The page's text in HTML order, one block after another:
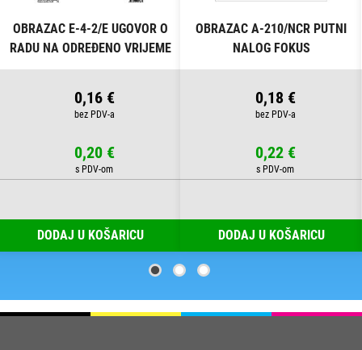
OBRAZAC E-4-2/E UGOVOR O
RADU NA ODREĐENO VRIJEME
FOKUS
0,16 €
0,20 €
DODAJ U KOŠARICU
OBRAZAC A-210/NCR PUTNI
NALOG FOKUS
0,18 €
0,22 €
DODAJ U KOŠARICU